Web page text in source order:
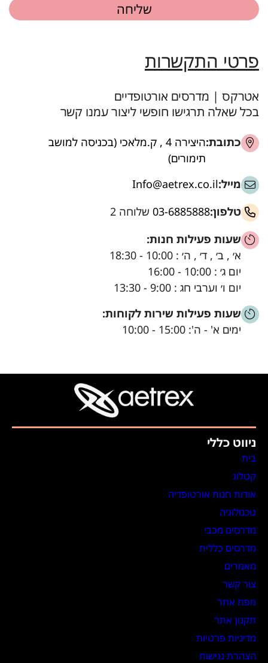
פרטי התקשרות
אטרקס | מדרסים אורטופדיים
בכל שאלה תרגישו חופשי ליצור עמנו קשר
כתובת:
היצירה 4 , ק.מלאכי (בכניסה למושב
תימורים)
מייל:Info@aetrex.co.il
טלפון:03-6885888 שלוחה 2
שעות פעילות חנות:
א׳ , ב׳ , ד׳ , ה׳ : 10:00 - 18:30
יום ג׳ : 10:00 - 16:00
יום ו׳ וערבי חג : 9:00 - 13:30
שעות פעילות שירות לקוחות:
ימים א' - ה': 15:00 - 10:00
ניווט כללי
בית
קטלוג
אודות חנות אורטופדיה
טכנולוגיה
מדרסים מכבי
מדרסים כללית
מאמרים
צור קשר
מפת אתר
תקנון אתר
מדיניות פרטיות
הצהרת נגישות